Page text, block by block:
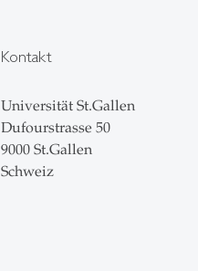
Kontakt
Universität St.Gallen
Dufourstrasse 50
9000 St.Gallen
Schweiz